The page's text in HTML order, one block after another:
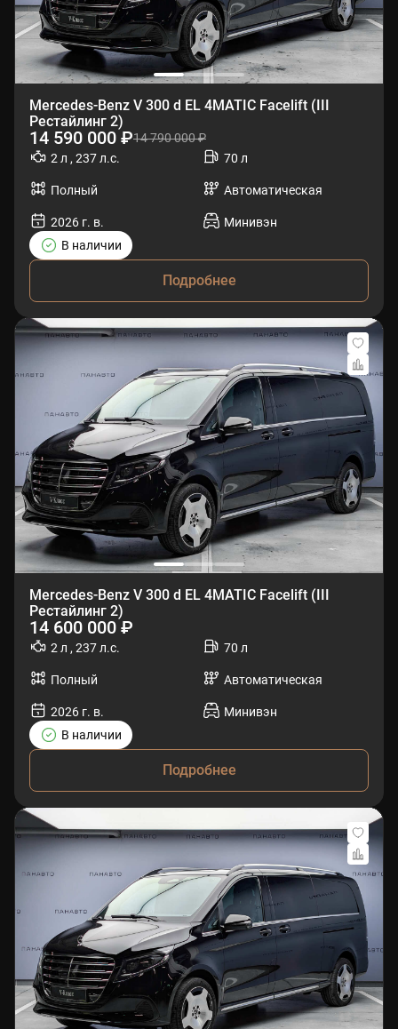
Mercedes-Benz V 300 d EL 4MATIC Facelift (III
Рестайлинг 2)
14 590 000 ₽14 790 000 ₽
2 л , 237 л.с.
70 л
Полный Автоматическая
2026 г. в.
Минивэн
В наличии
Подробнее
Mercedes-Benz V 300 d EL 4MATIC Facelift (III
Рестайлинг 2)
14 600 000 ₽
2 л , 237 л.с. 70 л
Полный Автоматическая
2026 г. в.
Минивэн
В наличии
Подробнее